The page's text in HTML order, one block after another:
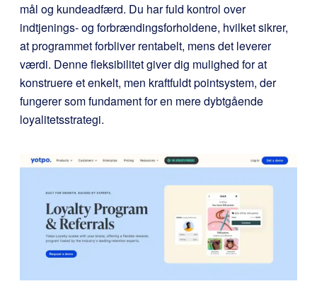
mål og kundeadfærd. Du har fuld kontrol over
indtjenings- og forbrændingsforholdene, hvilket sikrer,
at programmet forbliver rentabelt, mens det leverer
værdi. Denne fleksibilitet giver dig mulighed for at
konstruere et enkelt, men kraftfuldt pointsystem, der
fungerer som fundament for en mere dybtgående
loyalitetsstrategi.